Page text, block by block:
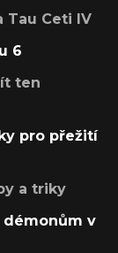
Tau Ceti IV
6
ten
pro přežití
a triky
démonům v